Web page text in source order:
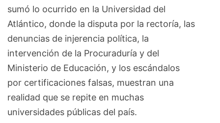
sumó lo ocurrido en la Universidad del
Atlántico, donde la disputa por la rectoría, las
denuncias de injerencia política, la
intervención de la Procuraduría y del
Ministerio de Educación, y los escándalos
por certificaciones falsas, muestran una
realidad que se repite en muchas
universidades públicas del país.